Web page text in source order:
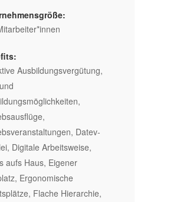
Ausbildungsvergütung,
Datev-
Digitale Arbeitsweise,
aufs Haus, Eigener
Ergonomische
Flache Hierarchie,